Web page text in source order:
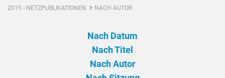
2015 - NETZPUBLIKATIONEN
NACH AUTOR
Nach Datum
Nach Titel
Nach Autor